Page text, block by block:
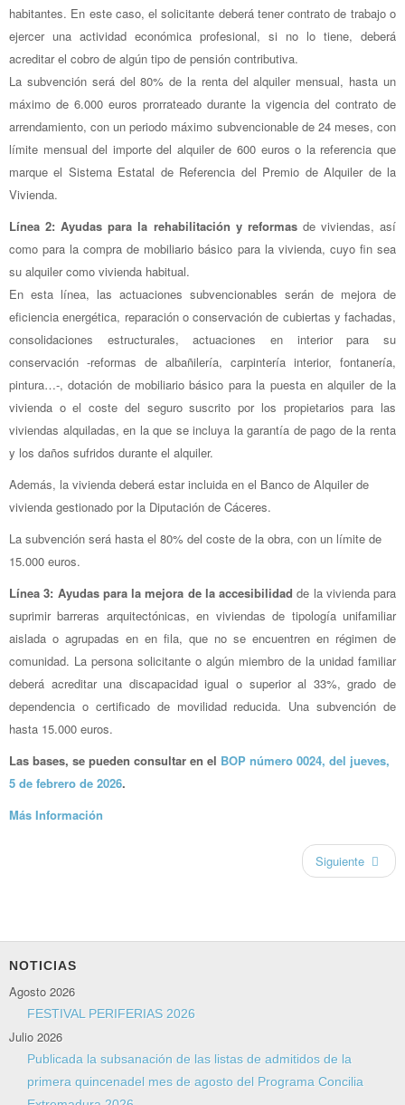
habitantes. En este caso, el solicitante deberá tener contrato de trabajo o
ejercer una actividad económica profesional, si no lo tiene, deberá
acreditar el cobro de algún tipo de pensión contributiva.
La subvención será del 80% de la renta del alquiler mensual, hasta un
máximo de 6.000 euros prorrateado durante la vigencia del contrato de
arrendamiento, con un periodo máximo subvencionable de 24 meses, con
límite mensual del importe del alquiler de 600 euros o la referencia que
marque el Sistema Estatal de Referencia del Premio de Alquiler de la
Vivienda.
Línea 2: Ayudas para la rehabilitación y reformasde viviendas, así
como para la compra de mobiliario básico para la vivienda, cuyo fin sea
su alquiler como vivienda habitual.
En esta línea, las actuaciones subvencionables serán de mejora de
eficiencia energética, reparación o conservación de cubiertas y fachadas,
consolidaciones estructurales, actuaciones en interior para su
conservación -reformas de albañilería, carpintería interior, fontanería,
pintura…-, dotación de mobiliario básico para la puesta en alquiler de la
vivienda o el coste del seguro suscrito por los propietarios para las
viviendas alquiladas, en la que se incluya la garantía de pago de la renta
y los daños sufridos durante el alquiler.
Además, la vivienda deberá estar incluida en el Banco de Alquiler de
vivienda gestionado por la Diputación de Cáceres.
La subvención será hasta el 80% del coste de la obra, con un límite de
15.000 euros.
Línea 3: Ayudas para la mejora de la accesibilidad de la vivienda para
suprimir barreras arquitectónicas, en viviendas de tipología unifamiliar
aislada o agrupadas en en fila, que no se encuentren en régimen de
comunidad. La persona solicitante o algún miembro de la unidad familiar
deberá acreditar una discapacidad igual o superior al 33%, grado de
dependencia o certificado de movilidad reducida. Una subvención de
hasta 15.000 euros.
Las bases, se pueden consultar en el BOP número 0024, del jueves,
5 de febrero de 2026.
Más Información
Siguiente
NOTICIAS
Agosto 2026
FESTIVAL PERIFERIAS 2026
Julio 2026
Publicada la subsanación de las listas de admitidos de la
primera quincenadel mes de agosto del Programa Concilia